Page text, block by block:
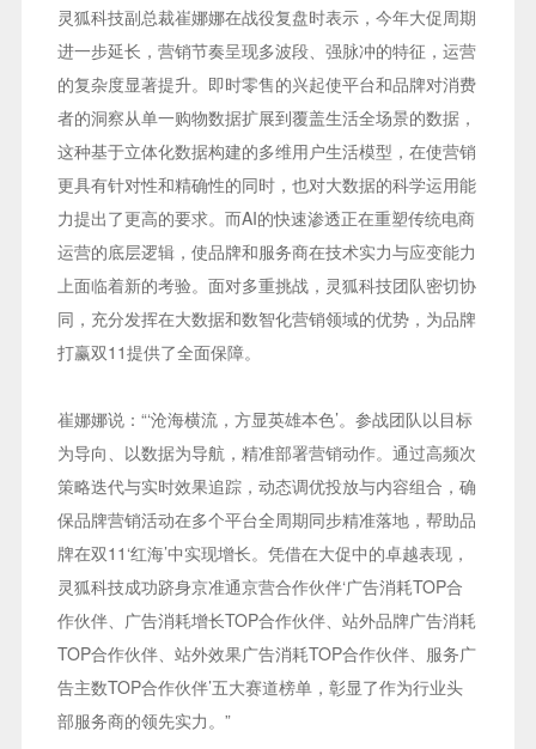
灵狐科技副总裁崔娜娜在战役复盘时表示，今年大促周期
进一步延长，营销节奏呈现多波段、 强脉冲的特征，运营
的复杂度显著提升。即时零售的兴起使平台和品牌对消费
者的洞察从单一购物数据扩展到覆盖生活全场景的数据，
这种基于立体化数据构建的多维用户生活模型，在使营销
更具有针对性和精确性的同时，也对大数据的科学运用能
力提出了更高的要求。而AI的快速渗透正在重塑传统电商
运营的底层逻辑，使品牌和服务商在技术实力与应变能力
上面临着新的考验。面对多重挑战，灵狐科技团队密切协
同，充分发挥在大数据和数智化营销领域的优势，为品牌
打赢双11提供了全面保障。
崔娜娜说：“‘沧海横流，方显英雄本色’。参战团队以目标
为导向、以数据为导航，精准部署营销动作。通过高频次
策略迭代与实时效果追踪，动态调优投放与内容组合，确
保品牌营销活动在多个平台全周期同步精准落地，帮助品
牌在双11‘红海’中实现增长。凭借在大促中的卓越表现，
灵狐科技成功跻身京准通京营合作伙伴‘广告消耗TOP合
作伙伴、广告消耗增长TOP合作伙伴、站外品牌广告消耗
TOP合作伙伴、站外效果广告消耗TOP合作伙伴、服务广
告主数TOP合作伙伴’五大赛道榜单，彰显了作为行业头
部服务商的领先实力。”